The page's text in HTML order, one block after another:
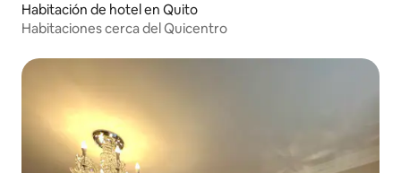
Habitación de hotel en Quito
Habitaciones cerca del Quicentro